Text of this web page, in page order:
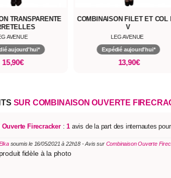
TRANSPARENTE
AVENUE
aujourd'hui*
15,90€
COMBINAISON FILET ET COL
V
LEG AVENUE
Expédié aujourd'hui*
13,90€
SUR COMBINAISON OUVERTE
Firecracker:1 avis de la part des internautes
soumis le 16/05/2021 à 22h18 - Avis sur Combinaison Ouverte
produit fidèle à la photo